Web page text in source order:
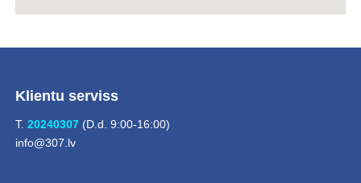
Klientu serviss
T. 20240307(D.d. 9:00-16:00)
info@307.lv